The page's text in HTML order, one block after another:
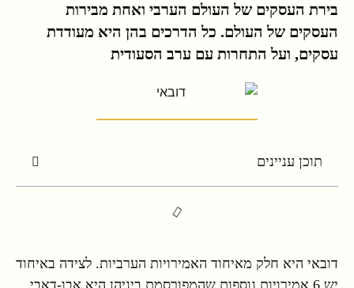
בירת העסקים של העולם הערבי ואחת מבירות
העסקים של העולם. כל הדרכים בהן היא מעודדת
עסקים, ועל התחרות עם ערב הסעודית
תוכן עניינים
דובאי היא חלק מאיחוד האמירויות הערביות. לצידה באיחוד